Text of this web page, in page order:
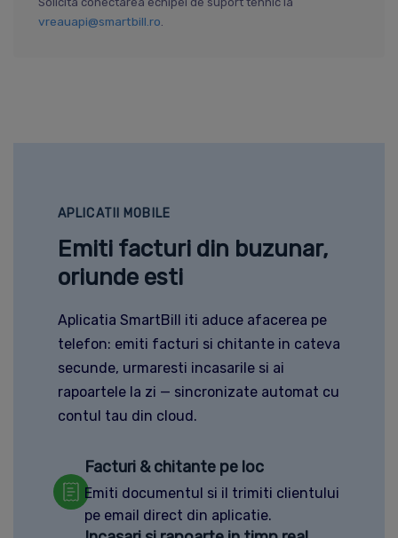
vreauapi@smartbill.ro.
APLICATII MOBILE
Emiti facturi din buzunar,
oriunde esti
Aplicatia SmartBill iti aduce afacerea pe
telefon: emiti facturi si chitante in cateva
secunde, urmaresti incasarile si ai
rapoartele la zi — sincronizate automat cu
contul tau din cloud.
Facturi & chitante pe loc
Emiti documentul si il trimiti clientului
pe email direct din aplicatie.